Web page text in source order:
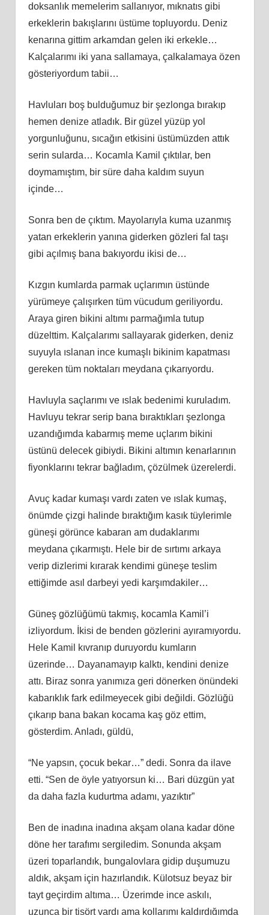
doksanlık memelerim sallanıyor, mıknatıs gibi
erkeklerin bakışlarını üstüme topluyordu. Deniz
kenarına gittim arkamdan gelen iki erkekle…
Kalçalarımı iki yana sallamaya, çalkalamaya özen
gösteriyordum tabii…
Havluları boş bulduğumuz bir şezlonga bırakıp
hemen denize atladık. Bir güzel yüzüp yol
yorgunluğunu, sıcağın etkisini üstümüzden attık
serin sularda… Kocamla Kamil çıktılar, ben
doymamıştım, bir süre daha kaldım suyun
içinde…
Sonra ben de çıktım. Mayolarıyla kuma uzanmış
yatan erkeklerin yanına giderken gözleri fal taşı
gibi açılmış bana bakıyordu ikisi de…
Kızgın kumlarda parmak uçlarımın üstünde
yürümeye çalışırken tüm vücudum geriliyordu.
Araya giren bikini altımı parmağımla tutup
düzelttim. Kalçalarımı sallayarak giderken, deniz
suyuyla ıslanan ince kumaşlı bikinim kapatması
gereken tüm noktaları meydana çıkarıyordu.
Havluyla saçlarımı ve ıslak bedenimi kuruladım.
Havluyu tekrar serip bana bıraktıkları şezlonga
uzandığımda kabarmış meme uçlarım bikini
üstünü delecek gibiydi. Bikini altımın kenarlarının
fiyonklarını tekrar bağladım, çözülmek üzerelerdi.
Avuç kadar kumaşı vardı zaten ve ıslak kumaş,
önümde çizgi halinde bıraktığım kasık tüylerimle
güneşi görünce kabaran am dudaklarımı
meydana çıkarmıştı. Hele bir de sırtımı arkaya
verip dizlerimi kırarak kendimi güneşe teslim
ettiğimde asıl darbeyi yedi karşımdakiler…
Güneş gözlüğümü takmış, kocamla Kamil’i
izliyordum. İkisi de benden gözlerini ayıramıyordu.
Hele Kamil kıvranıp duruyordu kumların
üzerinde… Dayanamayıp kalktı, kendini denize
attı. Biraz sonra yanımıza geri dönerken önündeki
kabarıklık fark edilmeyecek gibi değildi. Gözlüğü
çıkarıp bana bakan kocama kaş göz ettim,
gösterdim. Anladı, güldü,
“Ne yapsın, çocuk bekar…” dedi. Sonra da ilave
etti. “Sen de öyle yatıyorsun ki… Bari düzgün yat
da daha fazla kudurtma adamı, yazıktır”
Ben de inadına inadına akşam olana kadar döne
döne her tarafımı sergiledim. Sonunda akşam
üzeri toparlandık, bungalovlara gidip duşumuzu
aldık, akşam için hazırlandık. Külotsuz beyaz bir
tayt geçirdim altıma… Üzerimde ince askılı,
uzunca bir tişört vardı ama kollarımı kaldırdığımda